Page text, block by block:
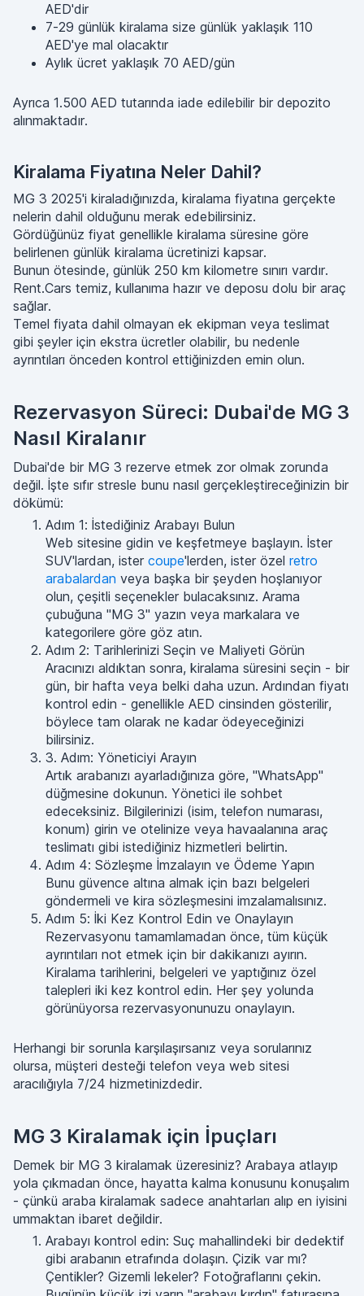
AED'dir
7-29 günlük kiralama size günlük yaklaşık 110
AED'ye mal olacaktır
Aylık ücret yaklaşık 70 AED/gün
Ayrıca 1.500 AED tutarında iade edilebilir bir depozito
alınmaktadır.
Kiralama Fiyatına Neler Dahil?
MG 3 2025'i kiraladığınızda, kiralama fiyatına gerçekte
nelerin dahil olduğunu merak edebilirsiniz.
Gördüğünüz fiyat genellikle kiralama süresine göre
belirlenen günlük kiralama ücretinizi kapsar.
Bunun ötesinde, günlük 250 km kilometre sınırı vardır.
Rent.Cars temiz, kullanıma hazır ve deposu dolu bir araç
sağlar.
Temel fiyata dahil olmayan ek ekipman veya teslimat
gibi şeyler için ekstra ücretler olabilir, bu nedenle
ayrıntıları önceden kontrol ettiğinizden emin olun.
Rezervasyon Süreci: Dubai'de MG 3
Nasıl Kiralanır
Dubai'de bir MG 3 rezerve etmek zor olmak zorunda
değil. İşte sıfır stresle bunu nasıl gerçekleştireceğinizin bir
dökümü:
Adım 1: İstediğiniz Arabayı Bulun
Web sitesine gidin ve keşfetmeye başlayın. İster
SUV'lardan, ister coupe'lerden, ister özel retro
arabalardan veya başka bir şeyden hoşlanıyor
olun, çeşitli seçenekler bulacaksınız. Arama
çubuğuna "MG 3" yazın veya markalara ve
kategorilere göre göz atın.
Adım 2: Tarihlerinizi Seçin ve Maliyeti Görün
Aracınızı aldıktan sonra, kiralama süresini seçin - bir
gün, bir hafta veya belki daha uzun. Ardından fiyatı
kontrol edin - genellikle AED cinsinden gösterilir,
böylece tam olarak ne kadar ödeyeceğinizi
bilirsiniz.
3. Adım: Yöneticiyi Arayın
Artık arabanızı ayarladığınıza göre, "WhatsApp"
düğmesine dokunun. Yönetici ile sohbet
edeceksiniz. Bilgilerinizi (isim, telefon numarası,
konum) girin ve otelinize veya havaalanına araç
teslimatı gibi istediğiniz hizmetleri belirtin.
Adım 4: Sözleşme İmzalayın ve Ödeme Yapın
Bunu güvence altına almak için bazı belgeleri
göndermeli ve kira sözleşmesini imzalamalısınız.
Adım 5: İki Kez Kontrol Edin ve Onaylayın
Rezervasyonu tamamlamadan önce, tüm küçük
ayrıntıları not etmek için bir dakikanızı ayırın.
Kiralama tarihlerini, belgeleri ve yaptığınız özel
talepleri iki kez kontrol edin. Her şey yolunda
görünüyorsa rezervasyonunuzu onaylayın.
Herhangi bir sorunla karşılaşırsanız veya sorularınız
olursa, müşteri desteği telefon veya web sitesi
aracılığıyla 7/24 hizmetinizdedir.
MG 3 Kiralamak için İpuçları
Demek bir MG 3 kiralamak üzeresiniz? Arabaya atlayıp
yola çıkmadan önce, hayatta kalma konusunu konuşalım
- çünkü araba kiralamak sadece anahtarları alıp en iyisini
ummaktan ibaret değildir.
Arabayı kontrol edin: Suç mahallindeki bir dedektif
gibi arabanın etrafında dolaşın. Çizik var mı?
Çentikler? Gizemli lekeler? Fotoğraflarını çekin.